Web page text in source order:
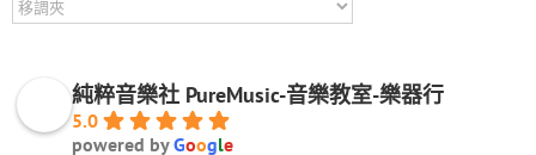
純粹音樂社 PureMusic-音樂教室-樂器行
5.0
powered byGoogle